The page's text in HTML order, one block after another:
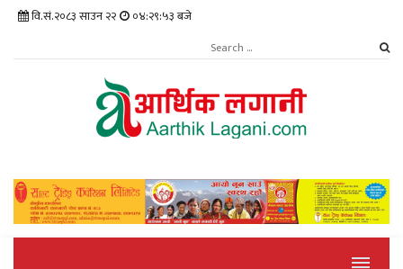
वि.सं.२०८३ साउन २२ ०४:२९:५४ बजे